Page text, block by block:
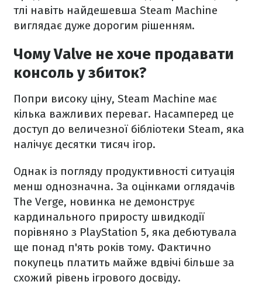
тлі навіть найдешевша Steam Machine
виглядає дуже дорогим рішенням.
Чому Valve не хоче продавати
консоль у збиток?
Попри високу ціну, Steam Machine має
кілька важливих переваг. Насамперед це
доступ до величезної бібліотеки Steam, яка
налічує десятки тисяч ігор.
Однак із погляду продуктивності ситуація
менш однозначна. За оцінками оглядачів
The Verge, новинка не демонструє
кардинального приросту швидкодії
порівняно з PlayStation 5, яка дебютувала
ще понад п'ять років тому. Фактично
покупець платить майже вдвічі більше за
схожий рівень ігрового досвіду.